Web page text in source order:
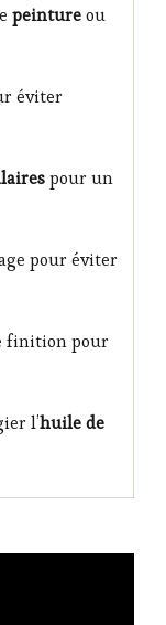
peintureou
éviter
pour un
pour éviter
finition pour
l’huile de